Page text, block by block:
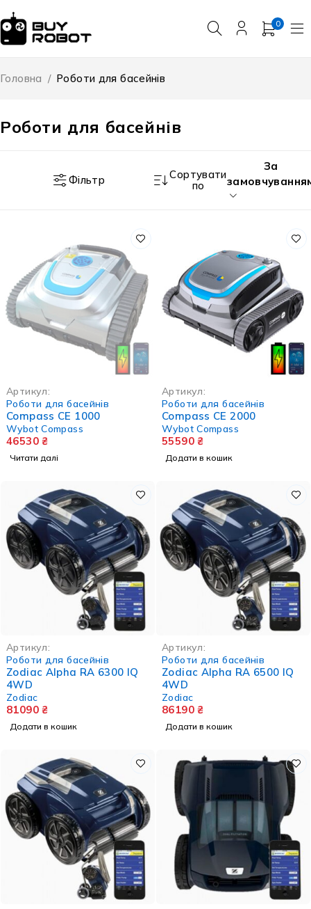
0
Роботи для басейнів
Головна / Роботи для басейнів
Фільтр
Сортувати
по
За
Артикул:
Роботи для басейнів
Compass СЕ 1000
Wybot Compass
46530₴
Читати далі
Артикул:
Роботи для басейнів
Compass СЕ 2000
Wybot Compass
55590₴
Додати в кошик
Артикул:
Роботи для басейнів
Zodiac Alpha RA 6300 IQ
4WD
Zodiac
81090₴
Додати в кошик
Артикул:
Роботи для басейнів
Zodiac Alpha RA 6500 IQ
4WD
Zodiac
86190₴
Додати в кошик